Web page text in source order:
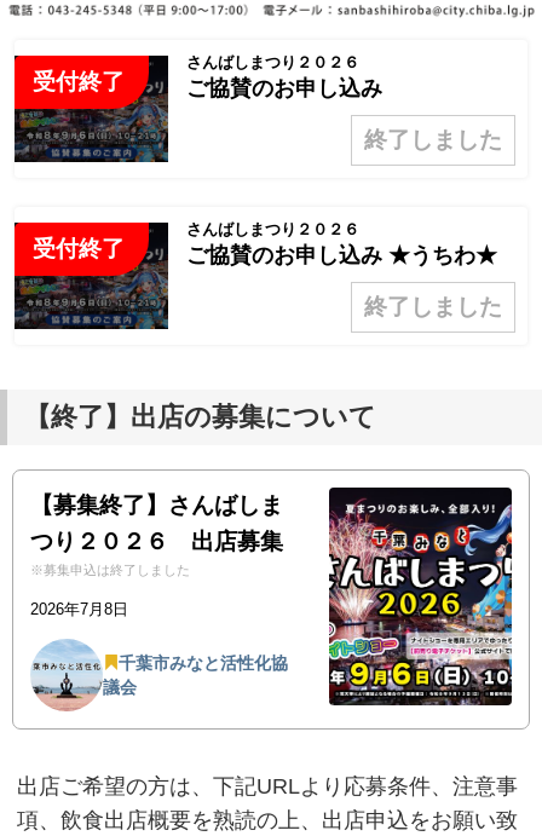
受付終了
さんばしまつり２０２６
ご協賛のお申し込み
終了しました
受付終了
さんばしまつり２０２６
ご協賛のお申し込み ★うちわ★
終了しました
【終了】出店の募集について
【募集終了】さんばしま
つり２０２６ 出店募集
※募集申込は終了しました
2026年7月8日
千葉市みなと活性化協
議会
出店ご希望の⽅は、下記URLより応募条件、注意事
項、飲⾷出店概要を熟読の上、出店申込をお願い致